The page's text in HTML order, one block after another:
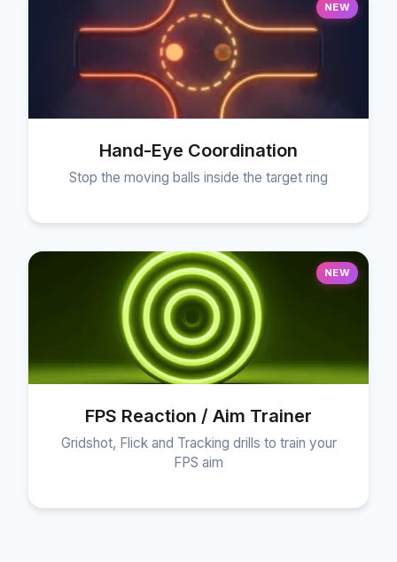
NEW
Hand-Eye Coordination
Stop the moving balls inside the target ring
NEW
FPS Reaction / Aim Trainer
Gridshot, Flick and Tracking drills to train your
FPS aim